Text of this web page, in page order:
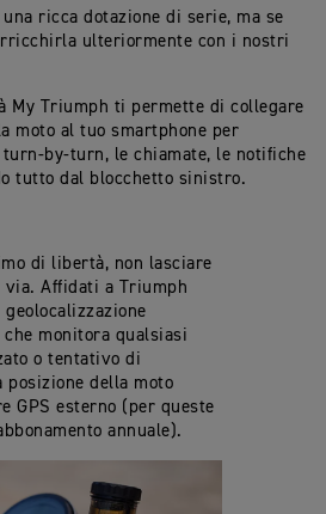
ricca dotazione di serie, ma se
ulteriormente con i nostri
My Triumph ti permette di collegare
moto al tuo smartphone per
by-turn, le chiamate, le notifiche
tutto dal blocchetto sinistro.
di libertà, non lasciare
Affidati a Triumph
che monitora qualsiasi
o tentativo di
posizione della moto
GPS esterno (per queste
annuale).